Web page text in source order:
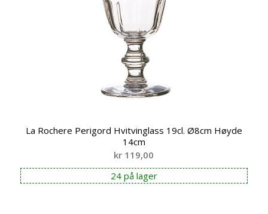
La Rochere Perigord Hvitvinglass 19cl. Ø8cm Høyde
14cm
kr 119,00
24 på lager